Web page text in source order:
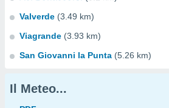
Valverde (3.49 km)
Viagrande (3.93 km)
San Giovanni la Punta (5.26 km)
Il Meteo...